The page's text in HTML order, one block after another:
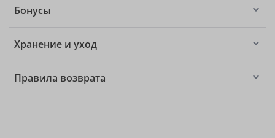
Бонусы
Хранение и уход
Правила возврата